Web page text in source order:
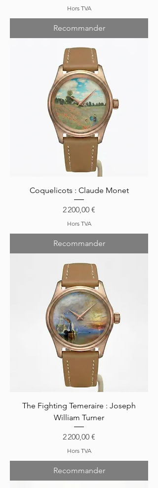
Hors TVA
Recommander
Coquelicots : Claude Monet
Prix
2 200,00 €
Hors TVA
Recommander
The Fighting Temeraire : Joseph
William Turner
Prix
2 200,00 €
Hors TVA
Recommander